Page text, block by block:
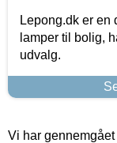
Lepong.dk er en
lamper til bolig,
udvalg.
Vi har